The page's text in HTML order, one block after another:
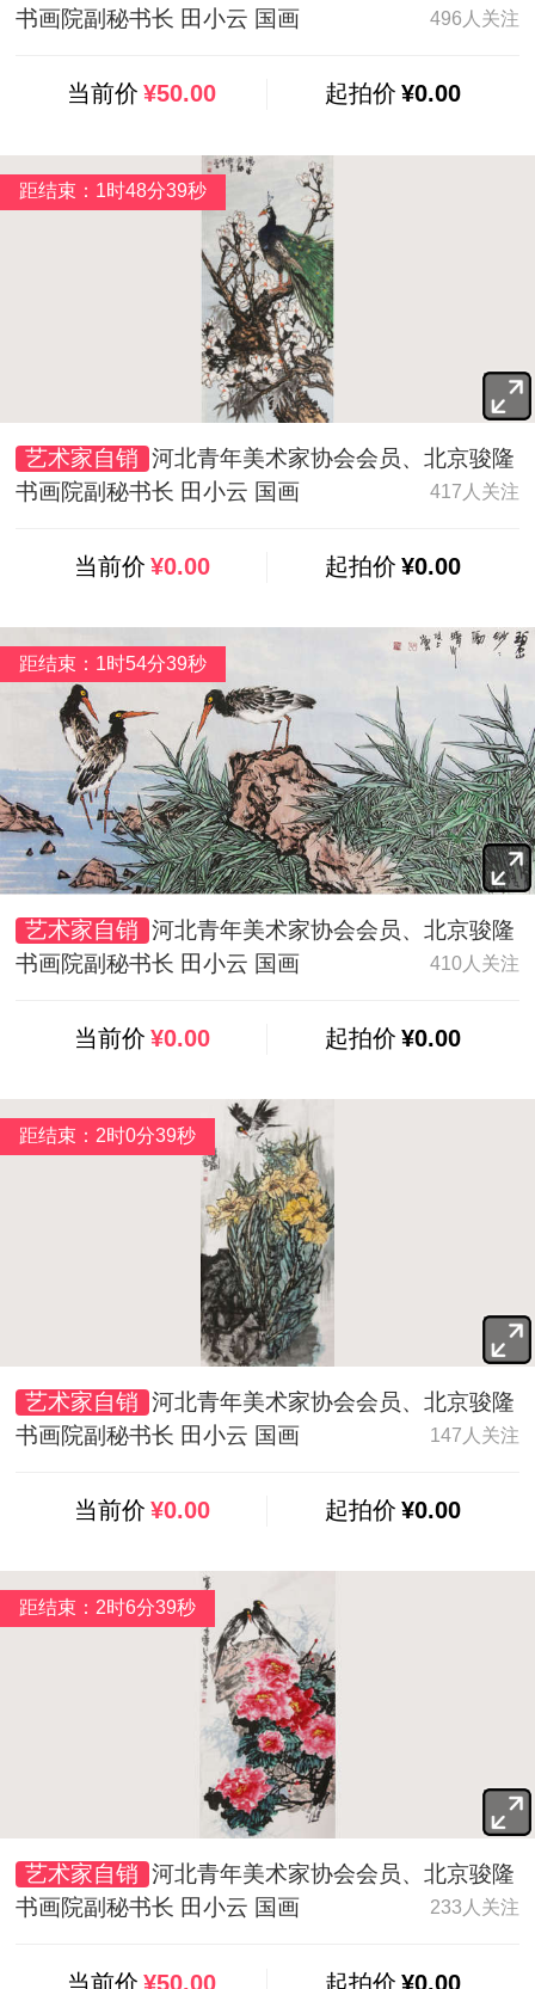
书画院副秘书长 田小云 国画
496人关注
当前价 ¥50.00 起拍价 ¥0.00
艺术家自销 河北青年美术家协会会员、北京骏隆
书画院副秘书长 田小云 国画
417人关注
当前价 ¥0.00 起拍价 ¥0.00
距结束：1时48分37秒
艺术家自销 河北青年美术家协会会员、北京骏隆
书画院副秘书长 田小云 国画
410人关注
当前价 ¥0.00 起拍价 ¥0.00
距结束：1时54分37秒
艺术家自销 河北青年美术家协会会员、北京骏隆
书画院副秘书长 田小云 国画
147人关注
当前价 ¥0.00 起拍价 ¥0.00
距结束：2时0分37秒
艺术家自销 河北青年美术家协会会员、北京骏隆
书画院副秘书长 田小云 国画
233人关注
当前价 ¥50.00 起拍价 ¥0.00
距结束：2时6分37秒